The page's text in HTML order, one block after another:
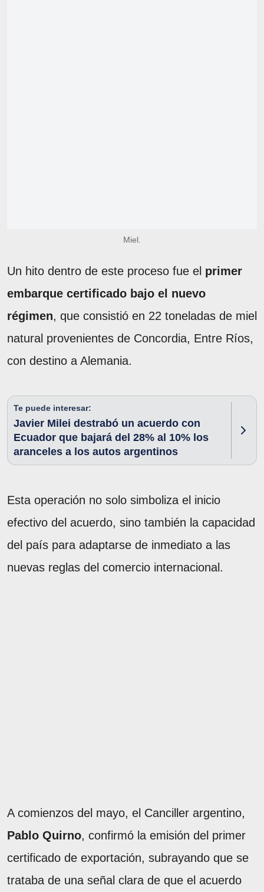
Miel.
Un hito dentro de este proceso fue el primer
embarque certificado bajo el nuevo
régimen, que consistió en 22 toneladas de miel
natural provenientes de Concordia, Entre Ríos,
con destino a Alemania.
Te puede interesar:
Javier Milei destrabó un acuerdo con
Ecuador que bajará del 28% al 10% los
aranceles a los autos argentinos
Esta operación no solo simboliza el inicio
efectivo del acuerdo, sino también la capacidad
del país para adaptarse de inmediato a las
nuevas reglas del comercio internacional.
A comienzos del mayo, el Canciller argentino,
Pablo Quirno, confirmó la emisión del primer
certificado de exportación, subrayando que se
trataba de una señal clara de que el acuerdo